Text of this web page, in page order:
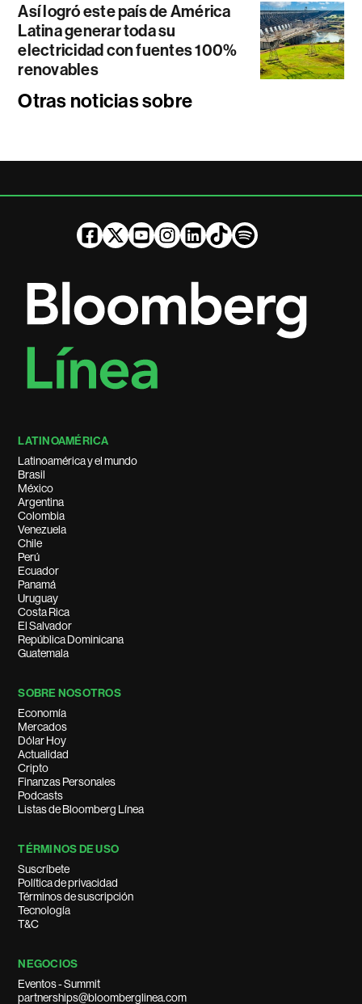
Así logró este país de América
Latina generar toda su
electricidad con fuentes 100%
renovables
Otras noticias sobre
LATINOAMÉRICA
Latinoamérica y el mundo
Brasil
México
Argentina
Colombia
Venezuela
Chile
Perú
Ecuador
Panamá
Uruguay
Costa Rica
El Salvador
República Dominicana
Guatemala
SOBRE NOSOTROS
Economía
Mercados
Dólar Hoy
Actualidad
Cripto
Finanzas Personales
Podcasts
Listas de Bloomberg Línea
TÉRMINOS DE USO
Suscríbete
Política de privacidad
Términos de suscripción
Tecnología
T&C
NEGOCIOS
Eventos - Summit
partnerships@bloomberglinea.com